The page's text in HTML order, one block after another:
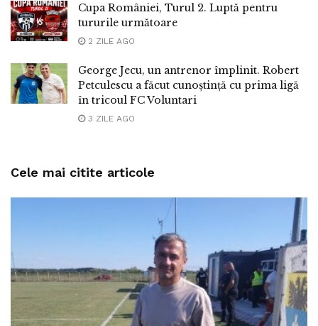
Cupa României, Turul 2. Luptă pentru
tururile următoare
2 ZILE AGO
George Jecu, un antrenor împlinit. Robert
Petculescu a făcut cunoștință cu prima ligă
în tricoul FC Voluntari
3 ZILE AGO
Cele mai citite articole